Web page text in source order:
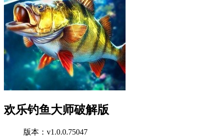
欢乐钓鱼大师破解版
版本：v1.0.0.75047